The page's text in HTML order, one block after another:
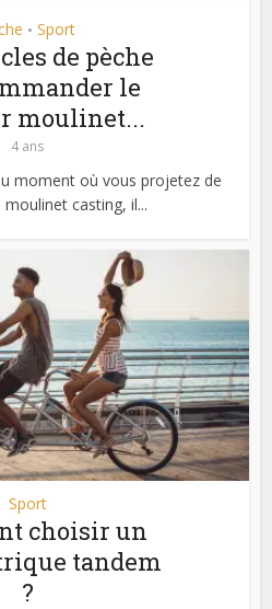
• Sport
de pèche
le
moulinet...
4 ans
moment où vous projetez de
casting, il...
Sport
choisir un
tandem
?